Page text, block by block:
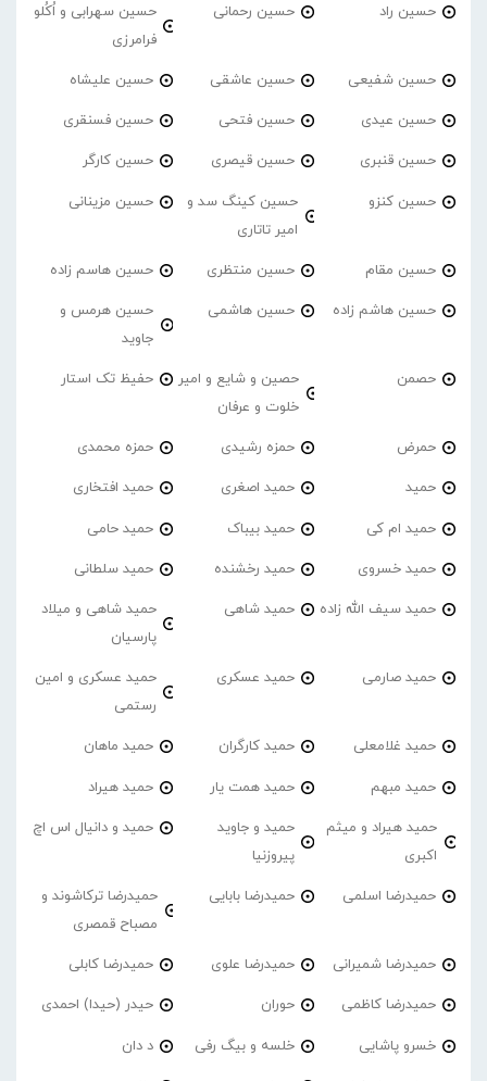
حسین راد حسین رحمانی
حسین سهرابی و اُکُلو
فرامرزی
حسین شفیعی حسین عاشقی حسین علیشاه
حسین عیدی حسین فتحی حسین فسنقری
حسین قنبری حسین قیصری حسین کارگر
حسین کنزو
حسین کینگ سد و
امیر تاتاری
حسین مزینانی
حسین مقام حسین منتظری حسین هاسم زاده
حسین هاشم زاده حسین هاشمی
حسین هرمس و
جاوید
حصمن
حصین و شایع و امیر
خلوت و عرفان
حفیظ تک استار
حمرض حمزه رشیدی حمزه محمدی
حمید حمید اصغری حمید افتخاری
حمید ام کی حمید بیباک حمید حامی
حمید خسروی حمید رخشنده حمید سلطانی
حمید سیف الله زاده حمید شاهی
حمید شاهی و میلاد
پارسیان
حمید صارمی حمید عسکری
حمید عسکری و امین
رستمی
حمید غلامعلی حمید کارگران حمید ماهان
حمید مبهم حمید همت یار حمید هیراد
حمید هیراد و میثم
اکبری
حمید و جاوید
پیروزنیا
حمید و دانیال اس اچ
حمیدرضا اسلمی حمیدرضا بابایی
حمیدرضا ترکاشوند و
مصباح قمصری
حمیدرضا شمیرانی حمیدرضا علوی حمیدرضا کابلی
حمیدرضا کاظمی حوران حیدر (حیدا) احمدی
خسرو پاشایی خلسه و بیگ رفی د دان